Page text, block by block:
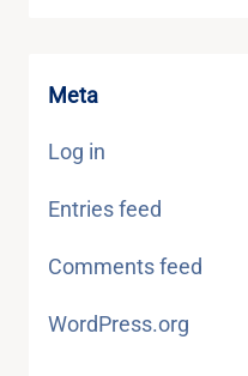
Meta
Log in
Entries feed
Comments feed
WordPress.org